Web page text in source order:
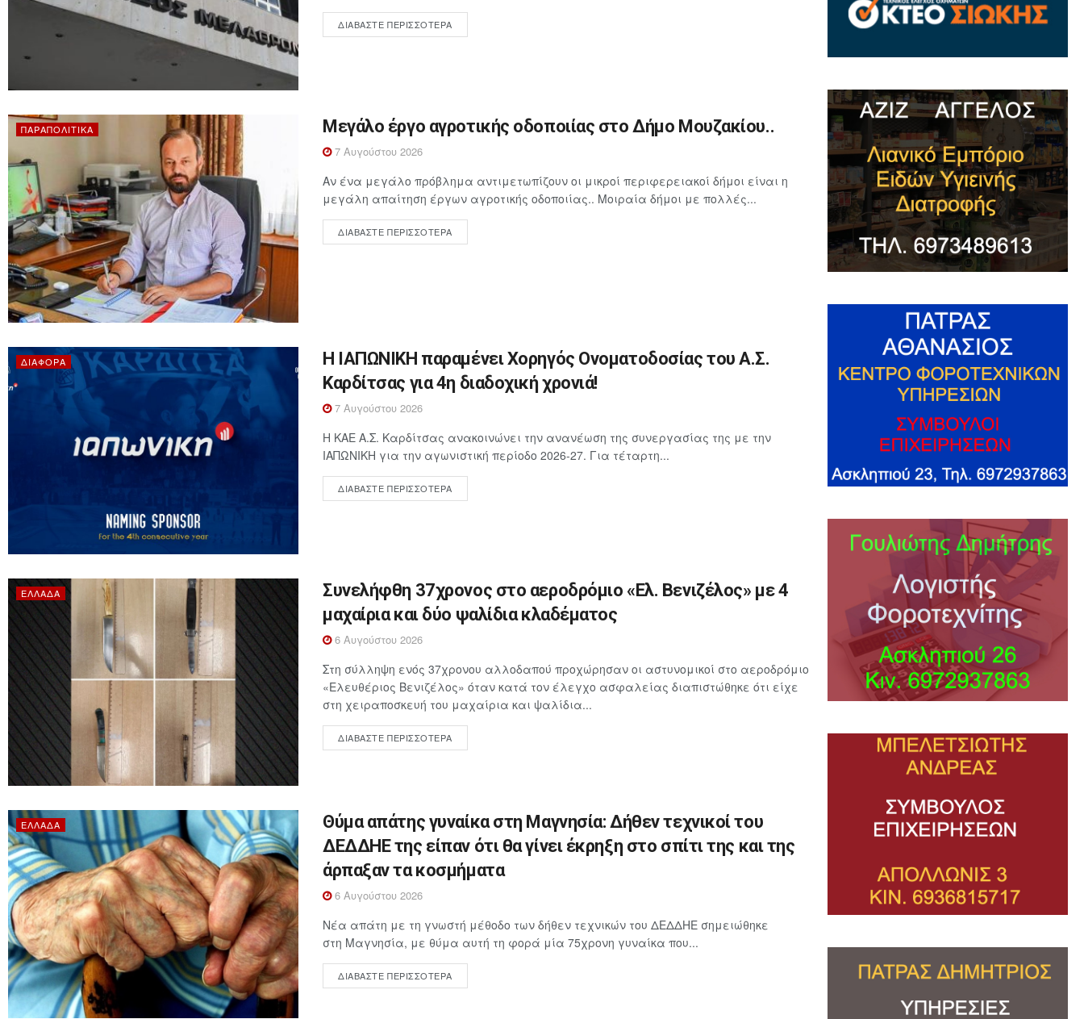
ΔΙΑΒΆΣΤΕ ΠΕΡΙΣΣΌΤΕΡΑ
ΠΑΡΑΠΟΛΙΤΙΚΆ Μεγάλο έργο αγροτικής οδοποιίας στο Δήμο Μουζακίου..
7 Αυγούστου 2026
Αν ένα μεγάλο πρόβλημα αντιμετωπίζουν οι μικροί περιφερειακοί δήμοι είναι η
μεγάλη απαίτηση έργων αγροτικής οδοποιίας.. Μοιραία δήμοι με πολλές...
ΔΙΑΒΆΣΤΕ ΠΕΡΙΣΣΌΤΕΡΑ
ΔΙΆΦΟΡΑ
Η ΙΑΠΩΝΙΚΗ παραμένει Χορηγός Ονοματοδοσίας του Α.Σ.
Καρδίτσας για 4η διαδοχική χρονιά!
7 Αυγούστου 2026
Η ΚΑΕ Α.Σ. Καρδίτσας ανακοινώνει την ανανέωση της συνεργασίας της με την
ΙΑΠΩΝΙΚΗ για την αγωνιστική περίοδο 2026-27. Για τέταρτη...
ΔΙΑΒΆΣΤΕ ΠΕΡΙΣΣΌΤΕΡΑ
ΕΛΛΆΔΑ
Συνελήφθη 37χρονος στο αεροδρόμιο «Ελ. Βενιζέλος» με 4
μαχαίρια και δύο ψαλίδια κλαδέματος
6 Αυγούστου 2026
Στη σύλληψη ενός 37χρονου αλλοδαπού προχώρησαν οι αστυνομικοί στο αεροδρόμιο
«Ελευθέριος Βενιζέλος» όταν κατά τον έλεγχο ασφαλείας διαπιστώθηκε ότι είχε
στη χειραποσκευή του μαχαίρια και ψαλίδια...
ΔΙΑΒΆΣΤΕ ΠΕΡΙΣΣΌΤΕΡΑ
ΕΛΛΆΔΑ
Θύμα απάτης γυναίκα στη Μαγνησία: Δήθεν τεχνικοί του
ΔΕΔΔΗΕ της είπαν ότι θα γίνει έκρηξη στο σπίτι της και της
άρπαξαν τα κοσμήματα
6 Αυγούστου 2026
Νέα απάτη με τη γνωστή μέθοδο των δήθεν τεχνικών του ΔΕΔΔΗΕ σημειώθηκε
στη Μαγνησία, με θύμα αυτή τη φορά μία 75χρονη γυναίκα που...
ΔΙΑΒΆΣΤΕ ΠΕΡΙΣΣΌΤΕΡΑ